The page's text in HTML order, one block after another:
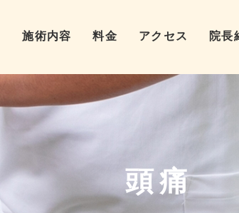
施術内容 料金 アクセス 院長
頭痛